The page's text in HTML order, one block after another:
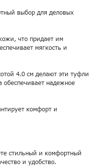
выбор для деловых
что придает им
мягкость и
4.0 см делают эти туфли
обеспечивает надежное
комфорт и
стильный и комфортный
и удобство.